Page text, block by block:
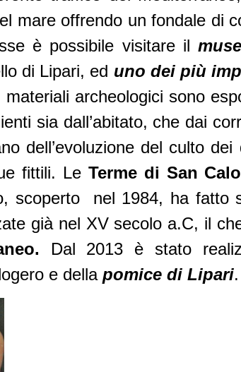
mare offrendo un fondale di
è possibile visitare il
di Lipari, ed uno dei più
archeologici sono
sia dall’abitato, che dai
dell’evoluzione del culto
fittili. Le Terme di San
scoperto nel 1984, ha fatto
già nel XV secolo a.C, il
Dal 2013 è stato
e della pomice di Lipari.